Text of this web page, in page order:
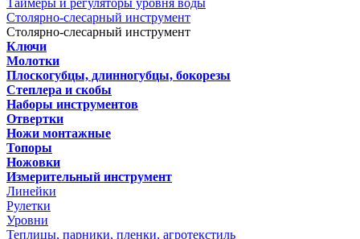
Таймеры и регуляторы уровня воды
Столярно-слесарный инструмент
Столярно-слесарный инструмент
Ключи
Молотки
Плоскогубцы, длинногубцы, бокорезы
Степлера и скобы
Наборы инструментов
Отвертки
Ножи монтажные
Топоры
Ножовки
Измерительный инструмент
Линейки
Рулетки
Уровни
Теплицы, парники, пленки, агротекстиль